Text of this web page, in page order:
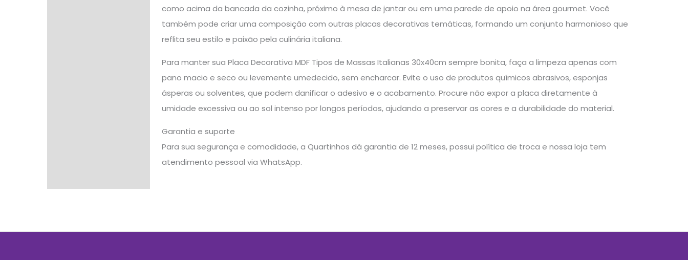
como acima da bancada da cozinha, próximo à mesa de jantar ou em uma parede de apoio na área gourmet. Você
também pode criar uma composição com outras placas decorativas temáticas, formando um conjunto harmonioso que
reflita seu estilo e paixão pela culinária italiana.
Para manter sua Placa Decorativa MDF Tipos de Massas Italianas 30x40cm sempre bonita, faça a limpeza apenas com
pano macio e seco ou levemente umedecido, sem encharcar. Evite o uso de produtos químicos abrasivos, esponjas
ásperas ou solventes, que podem danificar o adesivo e o acabamento. Procure não expor a placa diretamente à
umidade excessiva ou ao sol intenso por longos períodos, ajudando a preservar as cores e a durabilidade do material.
Garantia e suporte
Para sua segurança e comodidade, a Quartinhos dá garantia de 12 meses, possui política de troca e nossa loja tem
atendimento pessoal via WhatsApp.